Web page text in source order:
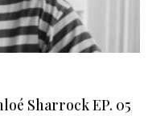
Sharrock EP. 05